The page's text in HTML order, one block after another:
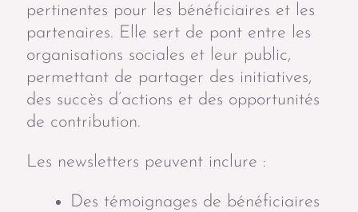
pertinentes pour les bénéficiaires et les
partenaires. Elle sert de pont entre les
organisations sociales et leur public,
permettant de partager des initiatives,
des succès d’actions et des opportunités
de contribution.
Les newsletters peuvent inclure :
Des témoignages de bénéficiaires